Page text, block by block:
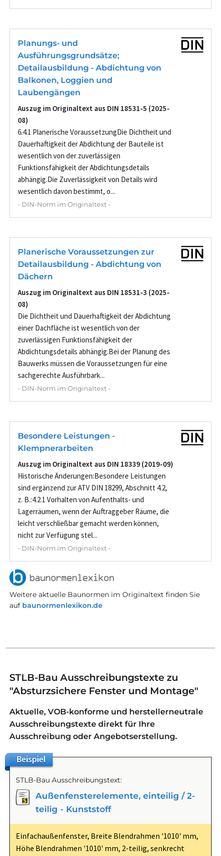
Planungs- und
Ausführungsgrundsätze;
Detailausbildung - Abdichtung von
Balkonen, Loggien und
Laubengängen
Auszug im Originaltext aus DIN 18531-5 (2025-
08)
6.4.1 Planerische VoraussetzungDie Dichtheit und
Dauerhaftigkeit der Abdichtung der Bauteile ist
wesentlich von der zuverlässigen
Funktionsfähigkeit der Abdichtungsdetails
abhängig.Die Zuverlässigkeit von Details wird
wesentlich davon bestimmt, o...
- DIN-Norm im Originaltext -
Planerische Voraussetzungen zur
Detailausbildung - Abdichtung von
Dächern
Auszug im Originaltext aus DIN 18531-3 (2025-
08)
Die Dichtheit und Dauerhaftigkeit der Abdichtung
einer Dachfläche ist wesentlich von der
zuverlässigen Funktionsfähigkeit der
Abdichtungsdetails abhängig.Bei der Planung des
Bauwerks müssen die Voraussetzungen für eine
sachgerechte Ausführbark...
- DIN-Norm im Originaltext -
Besondere Leistungen -
Klempnerarbeiten
Auszug im Originaltext aus DIN 18339 (2019-09)
Historische Änderungen:Besondere Leistungen
sind ergänzend zur ATV DIN 18299, Abschnitt 4.2,
z. B.:4.2.1 Vorhalten von Aufenthalts- und
Lagerräumen, wenn der Auftraggeber Räume, die
leicht verschließbar gemacht werden können,
nicht zur Verfügung stel...
- DIN-Norm im Originaltext -
Weitere aktuelle Baunormen im Originaltext finden Sie
auf baunormenlexikon.de
STLB-Bau Ausschreibungstexte zu
"Absturzsichere Fenster und Montage"
Aktuelle, VOB-konforme und herstellerneutrale
Ausschreibungstexte direkt für Ihre
Ausschreibung oder Angebotserstellung.
Beispiel
STLB-Bau Ausschreibungstext:
Außenfensterelemente, einteilig / 2-
teilig - Kunststoff
Einfachaußenfenster, Breite Blendrahmen '1010' mm,
Höhe Blendrahmen '1010' mm, 2-teilig, senkrecht